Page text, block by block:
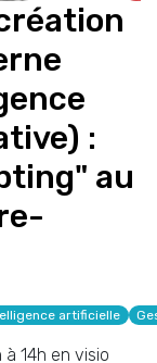
:
au
artificielle
14h en visio